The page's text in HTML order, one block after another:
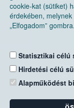
cookie-kat (sütiket)
érdekében,
„Elfogadom” gombra.
Statisztikai célú
Hirdetési célú
Alapműködést